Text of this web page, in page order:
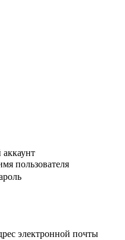
пользователя
электронной почты